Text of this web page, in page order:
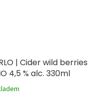
| Cider wild berries
4,5 % alc. 330ml